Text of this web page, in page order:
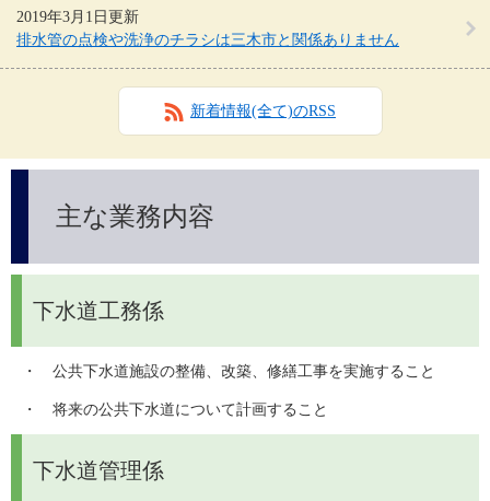
2019年3月1日更新
排水管の点検や洗浄のチラシは三木市と関係ありません
新着情報(全て)のRSS
主な業務内容
下水道工務係
・　公共下水道施設の整備、改築、修繕工事を実施すること
・　将来の公共下水道について計画すること
下水道管理係